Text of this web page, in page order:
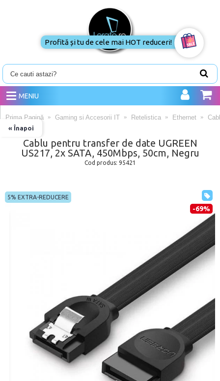
MENIU
« Înapoi
Prima Pagină Gaming si Accesorii IT Retelistica Ethernet
Cablu pentru transfer de date UGREEN
US217, 2x SATA, 450Mbps, 50cm, Negru
Cod produs: 95421
-69%
5% EXTRA-REDUCERE
Profită și tu de cele mai HOT reduceri!